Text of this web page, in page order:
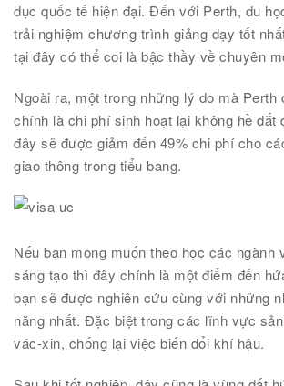
dục quốc tế hiện đại. Đến với Perth, du
trải nghiệm chương trình giảng dạy tốt
tại đây có thể coi là bậc thầy về chuyên
Ngoài ra, một trong những lý do mà Perth
chính là chi phí sinh hoạt lại không hề đắt
đây sẽ được giảm đến 49% chi phí cho
giao thông trong tiểu bang.
Nếu bạn mong muốn theo học các ngành
sáng tạo thì đây chính là một điểm đến
bạn sẽ được nghiên cứu cùng với những
năng nhất. Đặc biệt trong các lĩnh vực
vác-xin, chống lại việc biến đổi khí hậu.